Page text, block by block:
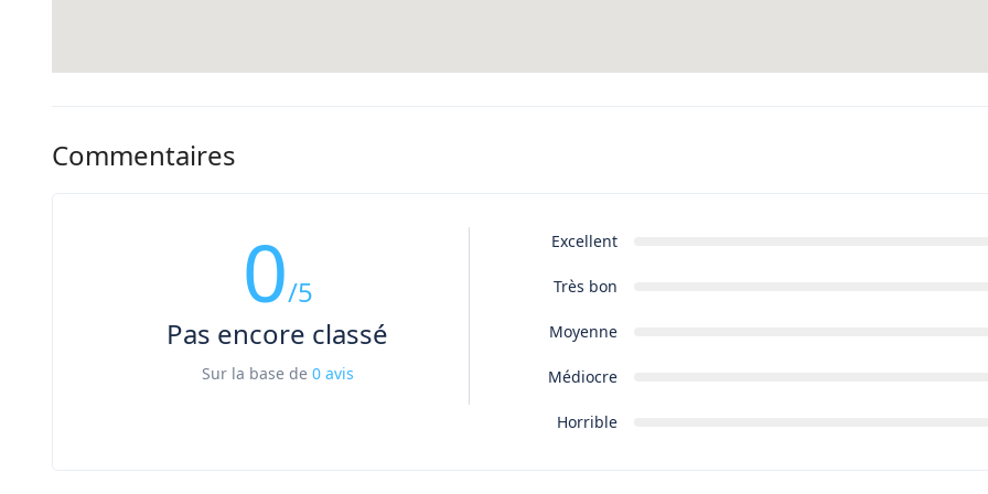
Commentaires
0/5
Pas encore classé
Sur la base de 0 avis
Excellent
Très bon
Moyenne
Médiocre
Horrible